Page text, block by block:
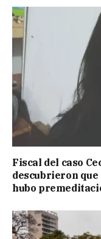
Fiscal del caso
descubrieron
hubo